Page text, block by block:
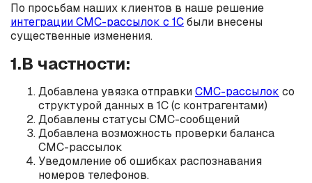
По просьбам наших клиентов в наше решение
интеграции СМС-рассылок с 1Сбыли внесены
существенные изменения.
1.В частности:
Добавлена увязка отправкиСМС-рассылок со
структурой данных в 1С (с контрагентами)
Добавлены статусы СМС-сообщений
Добавлена возможность проверки баланса
СМС-рассылок
Уведомление об ошибках распознавания
номеров телефонов.